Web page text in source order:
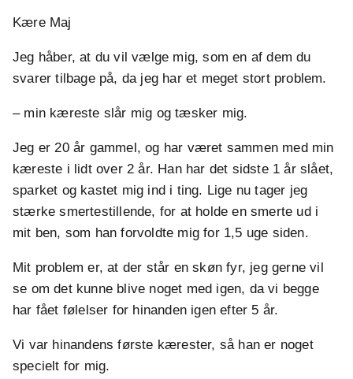
Kære Maj
Jeg håber, at du vil vælge mig, som en af dem du
svarer tilbage på, da jeg har et meget stort problem.
– min kæreste slår mig og tæsker mig.
Jeg er 20 år gammel, og har været sammen med min
kæreste i lidt over 2 år. Han har det sidste 1 år slået,
sparket og kastet mig ind i ting. Lige nu tager jeg
stærke smertestillende, for at holde en smerte ud i
mit ben, som han forvoldte mig for 1,5 uge siden.
Mit problem er, at der står en skøn fyr, jeg gerne vil
se om det kunne blive noget med igen, da vi begge
har fået følelser for hinanden igen efter 5 år.
Vi var hinandens første kærester, så han er noget
specielt for mig.